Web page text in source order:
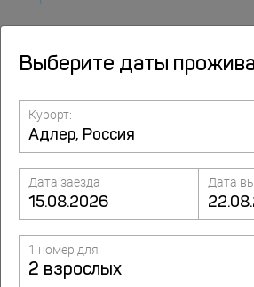
Все включено
Инфраструктура
Гостиницы на карте
Выберите даты
Курорт:
Дата заезда Дата
1 номер для
2 взрослых